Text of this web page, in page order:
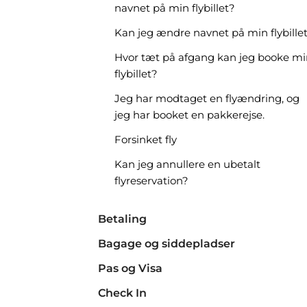
navnet på min flybillet?
Kan jeg ændre navnet på min
Hvor tæt på afgang kan jeg booke
flybillet?
Jeg har modtaget en flyændring, og
jeg har booket en pakkerejse.
Forsinket fly
Kan jeg annullere en ubetalt
flyreservation?
Betaling
Bagage og siddepladser
Pas og Visa
Check In